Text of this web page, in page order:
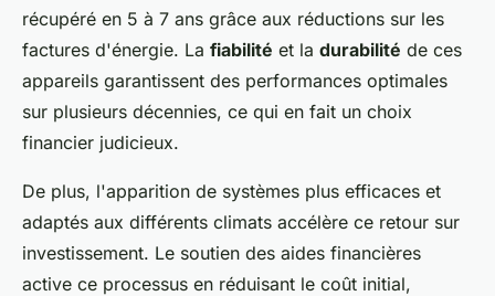
récupéré en 5 à 7 ans grâce aux réductions sur les
factures d'énergie. La fiabilité et la durabilité de ces
appareils garantissent des performances optimales
sur plusieurs décennies, ce qui en fait un choix
financier judicieux.
De plus, l'apparition de systèmes plus efficaces et
adaptés aux différents climats accélère ce retour sur
investissement. Le soutien des aides financières
active ce processus en réduisant le coût initial,